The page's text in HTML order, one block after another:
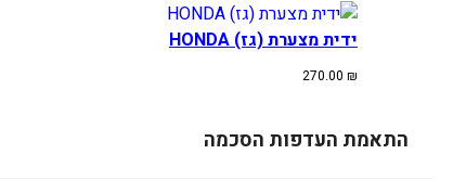
התאמת העדפות הסכמה
ידית מצערת (גז) HONDA
270.00 ₪